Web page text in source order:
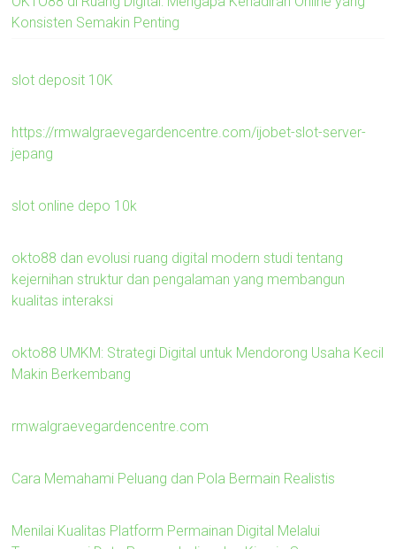
Konsisten Semakin Penting
slot deposit 10K
https://rmwalgraevegardencentre.com/ijobet-slot-server-
jepang
slot online depo 10k
okto88 dan evolusi ruang digital modern studi tentang
kejernihan struktur dan pengalaman yang membangun
kualitas interaksi
okto88 UMKM: Strategi Digital untuk Mendorong Usaha Kecil
Makin Berkembang
rmwalgraevegardencentre.com
Cara Memahami Peluang dan Pola Bermain Realistis
Menilai Kualitas Platform Permainan Digital Melalui